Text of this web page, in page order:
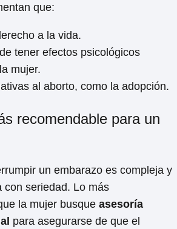
que:
a la vida.
tener efectos psicológicos
mujer.
al aborto, como la adopción.
recomendable para un
un embarazo es compleja y
con seriedad. Lo más
la mujer busque asesoría
para asegurarse de que el